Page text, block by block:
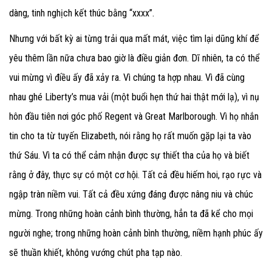
dàng, tinh nghịch kết thúc bằng “xxxx”.
Nhưng với bất kỳ ai từng trải qua mất mát, việc tìm lại dũng khí để
yêu thêm lần nữa chưa bao giờ là điều giản đơn. Dĩ nhiên, ta có thể
vui mừng vì điều ấy đã xảy ra. Vì chúng ta hợp nhau. Vì đã cùng
nhau ghé Liberty’s mua vải (một buổi hẹn thứ hai thật mới lạ), vì nụ
hôn đầu tiên nơi góc phố Regent và Great Marlborough. Vì họ nhắn
tin cho ta từ tuyến Elizabeth, nói rằng họ rất muốn gặp lại ta vào
thứ Sáu. Vì ta có thể cảm nhận được sự thiết tha của họ và biết
rằng ở đây, thực sự có một cơ hội. Tất cả đều hiếm hoi, rạo rực và
ngập tràn niềm vui. Tất cả đều xứng đáng được nâng niu và chúc
mừng. Trong những hoàn cảnh bình thường, hẳn ta đã kể cho mọi
người nghe; trong những hoàn cảnh bình thường, niềm hạnh phúc ấy
sẽ thuần khiết, không vướng chút pha tạp nào.